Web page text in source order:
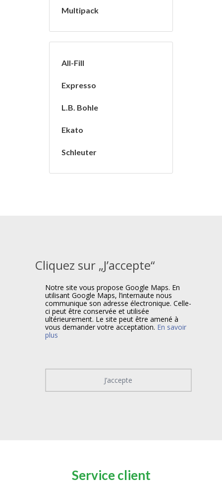
Multipack
All-Fill
Expresso
L.B. Bohle
Ekato
Schleuter
Service client
Cliquez sur „J’accepte“
Notre site vous propose Google Maps. En
utilisant Google Maps, l’internaute nous
communique son adresse électronique. Celle-
ci peut être conservée et utilisée
ultérieurement. Le site peut être amené à
vous demander votre acceptation. En savoir
plus
J’accepte